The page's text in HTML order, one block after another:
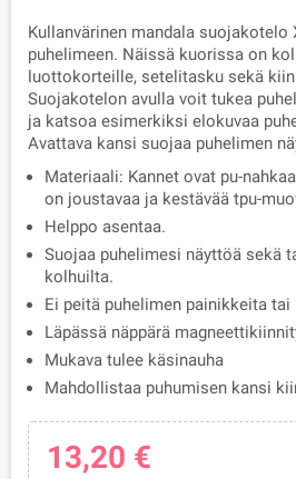
Kullanvärinen mandala suojakotelo
puhelimeen. Näissä kuorissa on
luottokorteille, setelitasku sekä
Suojakotelon avulla voit tukea
ja katsoa esimerkiksi elokuvaa
Avattava kansi suojaa puhelimen
Materiaali: Kannet ovat pu-
on joustavaa ja kestävää tpu-
Helppo asentaa.
Suojaa puhelimesi näyttöä sekä
kolhuilta.
Ei peitä puhelimen painikkeita tai
Läpässä näppärä
Mukava tulee käsinauha
Mahdollistaa puhumisen kansi
13,20 €